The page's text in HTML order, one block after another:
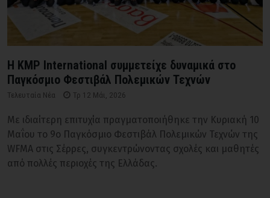
Η KMP International συμμετείχε δυναμικά στο
Παγκόσμιο Φεστιβάλ Πολεμικών Τεχνών
Τελευταία Νέα Τρ 12 Μάι, 2026
Με ιδιαίτερη επιτυχία πραγματοποιήθηκε την Κυριακή 10
Μαΐου το 9ο Παγκόσμιο Φεστιβάλ Πολεμικών Τεχνών της
WFMA στις Σέρρες, συγκεντρώνοντας σχολές και μαθητές
από πολλές περιοχές της Ελλάδας.